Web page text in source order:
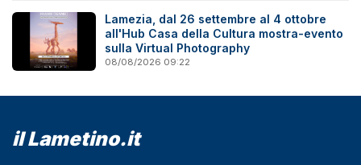
Lamezia, dal 26 settembre al 4 ottobre
all'Hub Casa della Cultura mostra-evento
sulla Virtual Photography
08/08/2026 09:22
il Lametino.it